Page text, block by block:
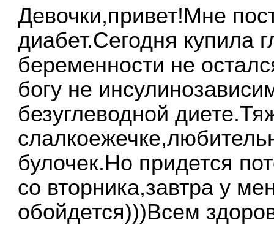
Девочки,привет!Мне
диабет.Сегодня купила
беременности не
богу не
безуглеводной
булочек.Но придется
со вторника,завтра у
обойдется)))Всем